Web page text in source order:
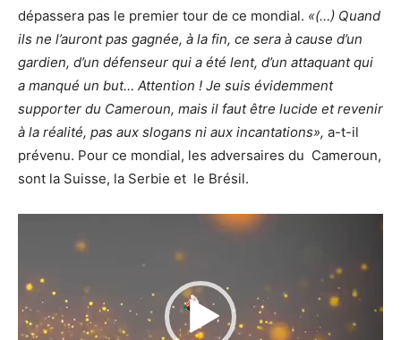
dépassera pas le premier tour de ce mondial. «(…) Quand
ils ne l’auront pas gagnée, à la fin, ce sera à cause d’un
gardien, d’un défenseur qui a été lent, d’un attaquant qui
a manqué un but… Attention ! Je suis évidemment
supporter du Cameroun, mais il faut être lucide et revenir
à la réalité, pas aux slogans ni aux incantations», a-t-il
prévenu. Pour ce mondial, les adversaires du Cameroun,
sont la Suisse, la Serbie et le Brésil.
Lecteur